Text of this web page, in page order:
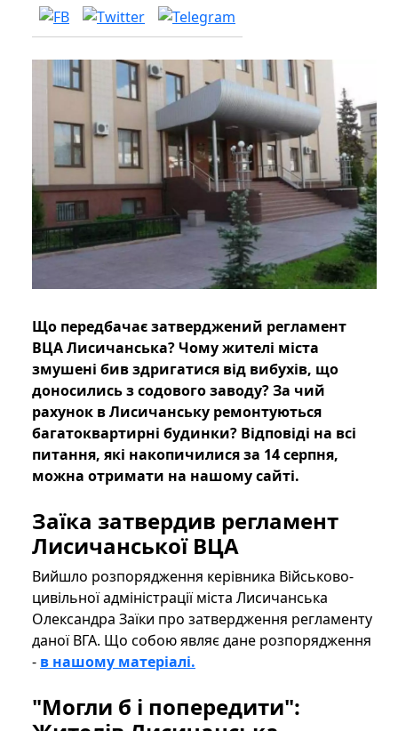
Що передбачає затверджений регламент
ВЦА Лисичанська? Чому жителі міста
змушені бив здригатися від вибухів, що
доносились з содового заводу? За чий
рахунок в Лисичанську ремонтуються
багатоквартирні будинки? Відповіді на всі
питання, які накопичилися за 14 серпня,
можна отримати на нашому сайті.
Заїка затвердив регламент
Лисичанської ВЦА
Вийшло розпорядження керівника Військово-
цивільної адміністрації міста Лисичанська
Олександра Заїки про затвердження регламенту
даної ВГА. Що собою являє дане розпорядження
- в нашому матеріалі.
"Могли б і попередити":